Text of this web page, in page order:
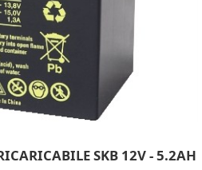
SKB 12V - 5.2AH